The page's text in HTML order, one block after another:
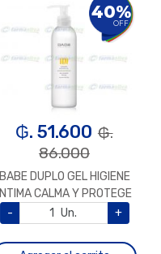
40%
OFF
₲. 51.600 ₲.
86.000
BABE DUPLO GEL HIGIENE
INTIMA CALMA Y PROTEGE
-
Un. +